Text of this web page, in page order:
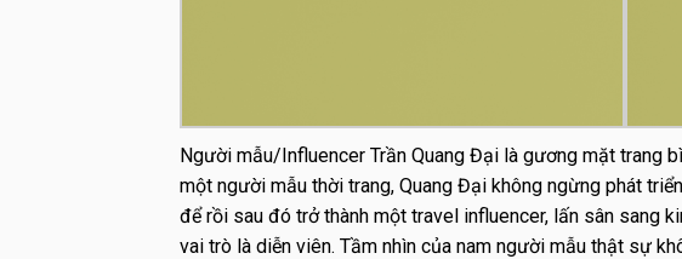
Người mẫu/Influencer Trần Quang Đại là gương mặt trang
một người mẫu thời trang, Quang Đại không ngừng phát
để rồi sau đó trở thành một travel influencer, lấn sân sang
vai trò là diễn viên. Tầm nhìn của nam người mẫu thật sự